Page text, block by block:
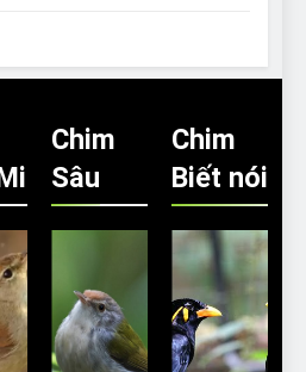
Chim
Sâu
Chim
Biết nói